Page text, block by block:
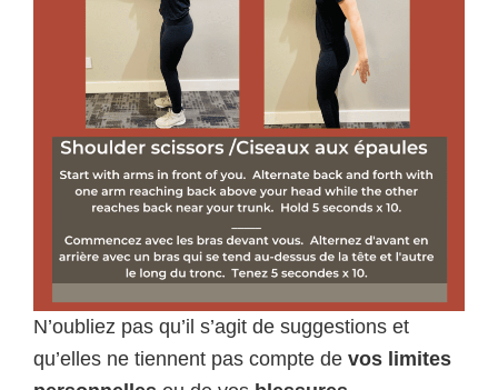
N’oubliez pas qu’il s’agit de suggestions et
qu’elles ne tiennent pas compte de vos limites